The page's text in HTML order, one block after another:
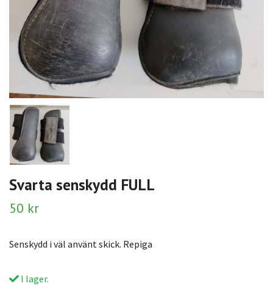
Svarta senskydd FULL
50 kr
Senskydd i väl använt skick. Repiga
I lager.